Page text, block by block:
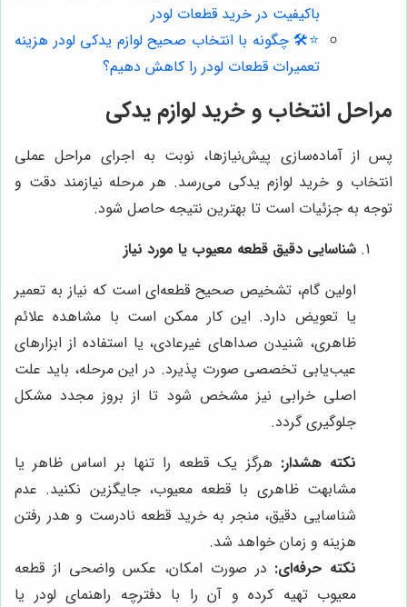
باکیفیت در خرید قطعات لودر
⭐️🛠️ چگونه با انتخاب صحیح لوازم یدکی لودر هزینه
تعمیرات قطعات لودر را کاهش دهیم؟
مراحل انتخاب و خرید لوازم یدکی
پس از آماده‌سازی پیش‌نیازها، نوبت به اجرای مراحل عملی
انتخاب و خرید لوازم یدکی می‌رسد. هر مرحله نیازمند دقت و
توجه به جزئیات است تا بهترین نتیجه حاصل شود.
شناسایی دقیق قطعه معیوب یا مورد نیاز
اولین گام، تشخیص صحیح قطعه‌ای است که نیاز به تعمیر
یا تعویض دارد. این کار ممکن است با مشاهده علائم
ظاهری، شنیدن صداهای غیرعادی، یا استفاده از ابزارهای
عیب‌یابی تخصصی صورت پذیرد. در این مرحله، باید علت
اصلی خرابی نیز مشخص شود تا از بروز مجدد مشکل
جلوگیری گردد.
نکته هشدار: هرگز یک قطعه را تنها بر اساس ظاهر یا
مشابهت ظاهری با قطعه معیوب، جایگزین نکنید. عدم
شناسایی دقیق، منجر به خرید قطعه نادرست و هدر رفتن
هزینه و زمان خواهد شد.
نکته حرفه‌ای: در صورت امکان، عکس واضحی از قطعه
معیوب تهیه کرده و آن را با دفترچه راهنمای لودر یا